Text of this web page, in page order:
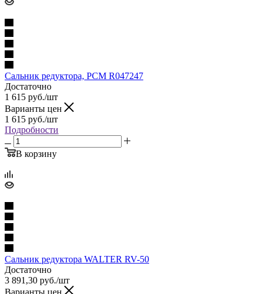
Сальник редуктора, PCM R047247
Достаточно
1 615 руб./шт
Варианты цен
1 615 руб./шт
Подробности
В корзину
Сальник редуктора WALTER RV-50
Достаточно
3 891,30 руб./шт
Варианты цен